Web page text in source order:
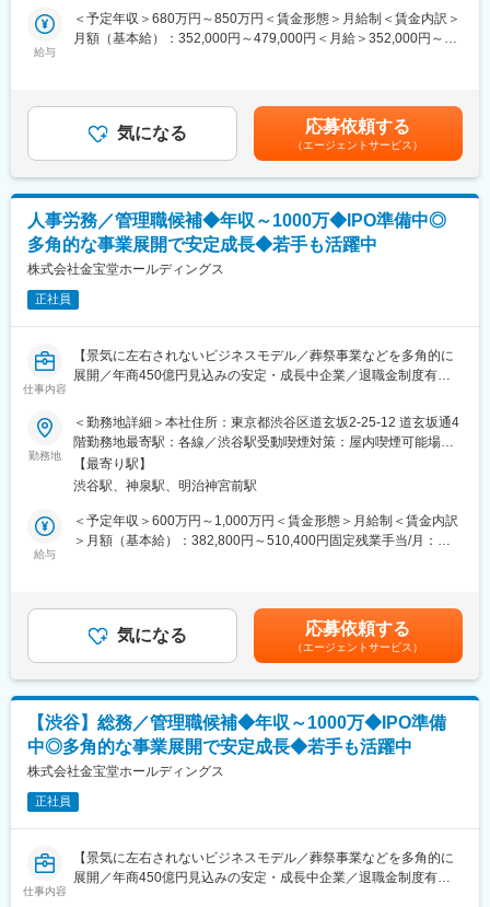
自身が設計したKPIや施策が数値や顧客満足に直結する環境です。
また、センター機能を再構築する経験は限られており、運営を超
■キャリアパス：
成果に応じて次長や部長など上位ポジションへのステップアップ
が可能です。
KPI設計や組織改革の経験を通じ、事業全体を見渡すマネジメント
力を高められます。
■企業の特徴：
シニア世代とその家族に寄り添うライフエンディング事業を展開
しています。
既存のやり方に縛られず、変化に挑戦できる環境です。
たします。
※管理職の場合、経験、適材により、現場マネジメント、管理面の
マネジメントと役割をわけていきます
・メンバーの育成（マネジメント）、労務管理
・式場準備・設営
・予算管理（拠点予算の管理）
・通夜、葬儀・告別式（式進行・運営、司会）
・葬儀後（アフターサポート）など
※ご経験によりますが、未経験者等の場合リーダー候補からの採用
（一般職）となります。
ご経験を積んでいただいた後、将来的にはエリアマネージャーの
サポート業務（メンバー育成・数値管理・受注推進活動）などを
■勤務地に関して
関東（東京、神奈川）の各事業所にて勤務。配属拠点はあります
が、エリア内で式を行う会場に出勤することもあります
■配属に関して
どこの事業所に所属しても広域管理になるので、東京・神奈川営
業所の手伝いすることもございます。
■就業環境
・4月～8月は月9日休み、9月～3月は月8日休みのシフト制
・年に1度、7日間の連続休暇（公休、有給等を組み合わせ）を取
得することも可能
・東京有給取得率は90％となり、夏季時期は管理職含め長期連休
を取得
・年間105日ですが、誕生日休暇、特別休日3日、年次有給等休み
変更の範囲：会社の定める業務
給与
＜予定年収＞680万円～850万円＜賃金形態＞月給制＜賃金内訳＞
月額（基本給）：352,000円～479,000円＜月給＞352,000円～
金はあくまでも目安の金額であり、選考を通じて上下する可能性
があります。月給(月額)は固定手当を含めた表記です。
気になる 応募依頼する
（エージェントサービス）
人事労務／管理職候補◆年収～1000万◆IPO準備中◎
多角的な事業展開で安定成長◆若手も活躍中
株式会社金宝堂ホールディングス
正社員
仕事内容
【景気に左右されないビジネスモデル／葬祭事業などを多角的に
展開／年商450億円見込みの安定・成長中企業／退職金制度有】
■業務概要
当社はM&Aを積極的に行い、20社のグループ企業を有しておりま
す。今後もM&Aを推進していく方針であり、グループ会社が増え
ていくことが見込まれています。今回ご入社される方にはマネー
ジャー候補として当社の骨格を作る中核として組織変革をリード
いただくことを期待します。
※ご経験に応じマネージャーでの採用となる場合もございます。
◇就業規則・社内制度の改定・運用
◇IPO関連実務（規程改定、人事制度の再設計、開示資料対応、内
◇総務業務
■組織構成
部長1名、労務担当3名、採用担当4名、総務担当1名が在籍してい
ます。
■業務について
ご入社後、まずは給与計算などの実務をご担当いただきつつ、マ
ネジメントをお任せします。業務に慣れてき次第、部門方針や数
値管理を推進しながら、組織力強化をリードしていただきたいと
勤務地
＜勤務地詳細＞本社住所：東京都渋谷区道玄坂2-25-12 道玄坂通4
階勤務地最寄駅：各線／渋谷駅受動喫煙対策：屋内喫煙可能場所
あり変更の範囲：会社の定める事業所
【最寄り駅】
渋谷駅、神泉駅、明治神宮前駅
給与
＜予定年収＞600万円～1,000万円＜賃金形態＞月給制＜賃金内訳
＞月額（基本給）：382,800円～510,400円固定残業手当/月：
昇給：年1回賃金はあくまでも目安の金額であり、選考を通じて上
下する可能性があります。月給(月額)は固定手当を含めた表記で
す。
気になる 応募依頼する
（エージェントサービス）
【渋谷】総務／管理職候補◆年収～1000万◆IPO準備
中◎多角的な事業展開で安定成長◆若手も活躍中
株式会社金宝堂ホールディングス
正社員
仕事内容
【景気に左右されないビジネスモデル／葬祭事業などを多角的に
展開／年商450億円見込みの安定・成長中企業／退職金制度有】